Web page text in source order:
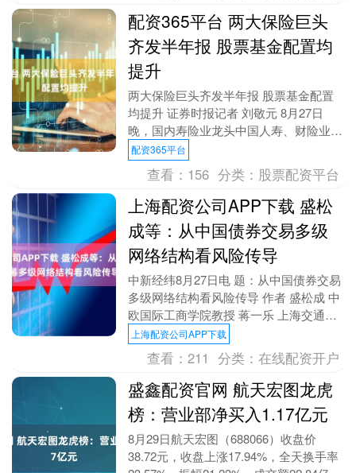
配资365平台 两大保险巨头
齐发半年报 股票基金配置均
提升
两大保险巨头齐发半年报 股票基金配置
均提升 证券时报记者 刘敬元 8月27日
晚，国内寿险业龙头中国人寿、财险业龙
头中国人保同时发布2025年半年报。两
大险企保险....
配资365平台
查看： 156 分类： 股票配资平台
上海配资公司APP下载 盛松
成等：从中国债券交易多级
网络结构看风险传导
中新经纬8月27日电 题：从中国债券交易
多级网络结构看风险传导 作者 盛松成 中
欧国际工商学院教授 蒋一乐 上海交通大
学中国金融研究院博士后 何雨霖 上海浦
东发....
上海配资公司APP下载
查看：211 分类：在线配资开户
盛鑫配资官网 航天宏图龙虎
榜：营业部净买入1.17亿元
8月29日航天宏图（688066）收盘价
38.72元，收盘上涨17.94%，全天换手率